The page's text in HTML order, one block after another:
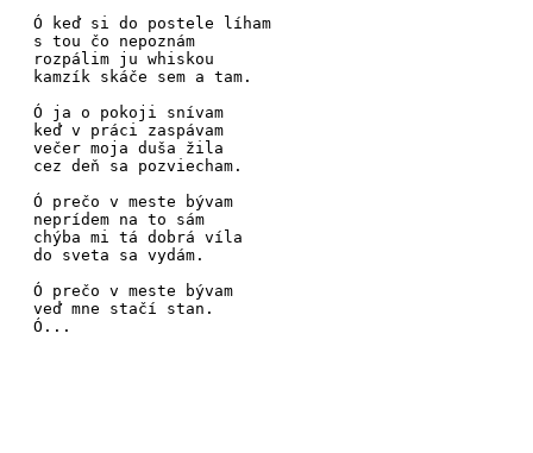
Ó keď si do postele
líham
s tou čo nepoznám
rozpálim ju whiskou
kamzík skáče sem a tam.
Ó ja o pokoji snívam
keď v práci zaspávam
večer moja duša žila
cez deň sa pozviecham.
Ó prečo v meste
bývam
neprídem na to sám
chýba mi tá dobrá víla
do sveta sa vydám.
Ó prečo v meste
bývam
veď mne stačí stan.
Ó...